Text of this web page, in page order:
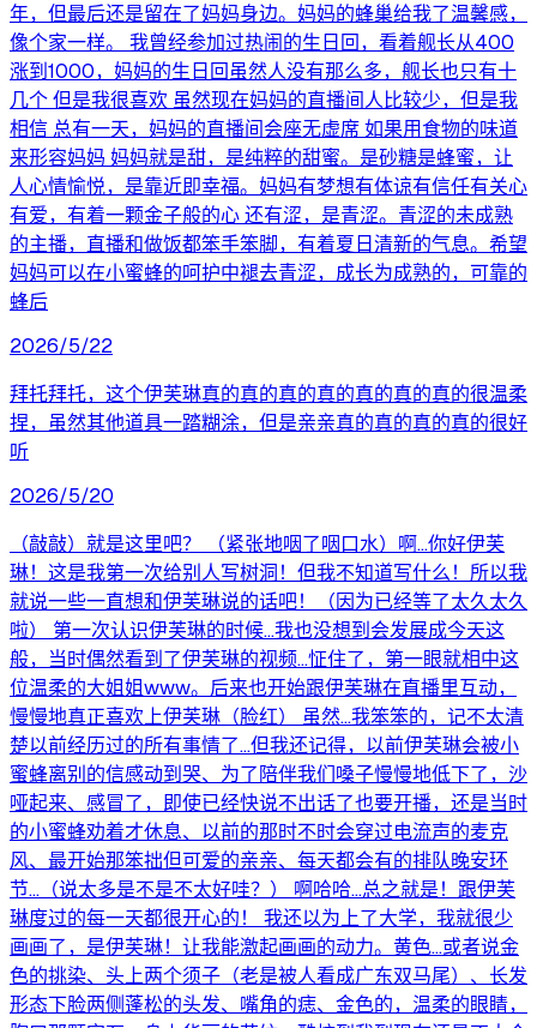
年，但最后还是留在了妈妈身边。妈妈的蜂巢给我了温馨感，
像个家一样。 我曾经参加过热闹的生日回，看着舰长从400
涨到1000，妈妈的生日回虽然人没有那么多，舰长也只有十
几个 但是我很喜欢 虽然现在妈妈的直播间人比较少，但是我
相信 总有一天，妈妈的直播间会座无虚席 如果用食物的味道
来形容妈妈 妈妈就是甜，是纯粹的甜蜜。是砂糖是蜂蜜，让
人心情愉悦，是靠近即幸福。妈妈有梦想有体谅有信任有关心
有爱，有着一颗金子般的心 还有涩，是青涩。青涩的未成熟
的主播，直播和做饭都笨手笨脚，有着夏日清新的气息。希望
妈妈可以在小蜜蜂的呵护中褪去青涩，成长为成熟的，可靠的
蜂后
2026/5/22
拜托拜托，这个伊芙琳真的真的真的真的真的真的真的很温柔
捏，虽然其他道具一踏糊涂，但是亲亲真的真的真的真的很好
听
2026/5/20
（敲敲）就是这里吧？ （紧张地咽了咽口水）啊…你好伊芙
琳！这是我第一次给别人写树洞！但我不知道写什么！所以我
就说一些一直想和伊芙琳说的话吧！（因为已经等了太久太久
啦） 第一次认识伊芙琳的时候…我也没想到会发展成今天这
般，当时偶然看到了伊芙琳的视频…怔住了，第一眼就相中这
位温柔的大姐姐www。后来也开始跟伊芙琳在直播里互动，
慢慢地真正喜欢上伊芙琳（脸红） 虽然…我笨笨的，记不太清
楚以前经历过的所有事情了…但我还记得，以前伊芙琳会被小
蜜蜂离别的信感动到哭、为了陪伴我们嗓子慢慢地低下了，沙
哑起来、感冒了，即使已经快说不出话了也要开播，还是当时
的小蜜蜂劝着才休息、以前的那时不时会穿过电流声的麦克
风、最开始那笨拙但可爱的亲亲、每天都会有的排队晚安环
节…（说太多是不是不太好哇？） 啊哈哈…总之就是！跟伊芙
琳度过的每一天都很开心的！ 我还以为上了大学，我就很少
画画了，是伊芙琳！让我能激起画画的动力。黄色…或者说金
色的挑染、头上两个须子（老是被人看成广东双马尾）、长发
形态下脸两侧蓬松的头发、嘴角的痣、金色的，温柔的眼睛，